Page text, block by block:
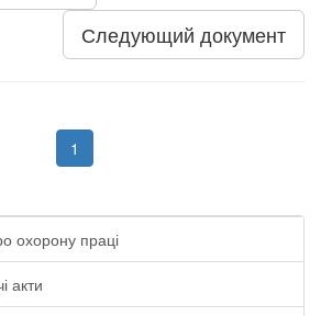
Следующий документ
1
охорону праці
акти